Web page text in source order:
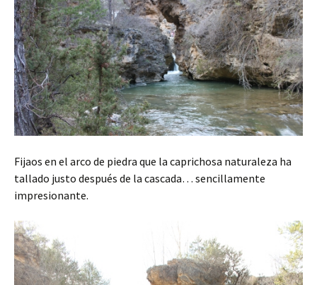
Fijaos en el arco de piedra que la caprichosa naturaleza ha
tallado justo después de la cascada… sencillamente
impresionante.